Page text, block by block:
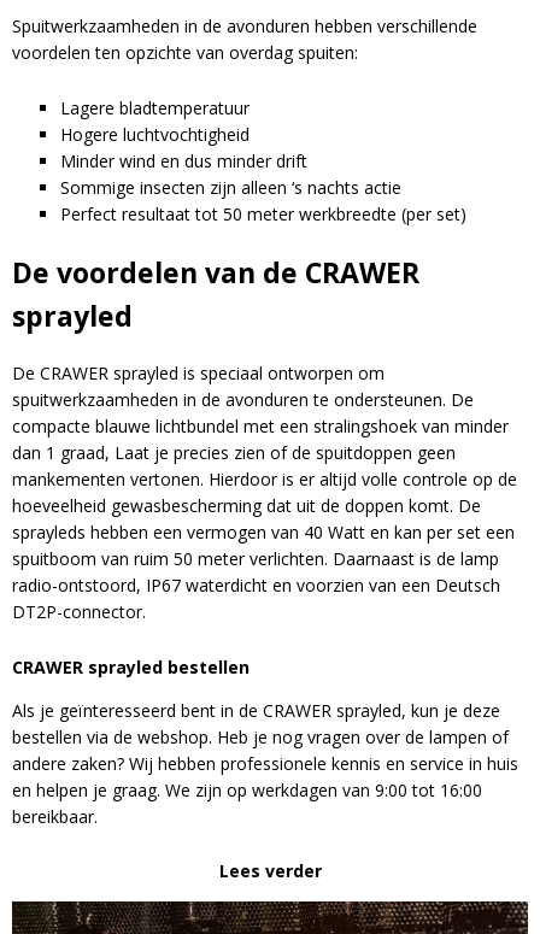
Spuitwerkzaamheden in de avonduren hebben verschillende
voordelen ten opzichte van overdag spuiten:
Lagere bladtemperatuur
Hogere luchtvochtigheid
Minder wind en dus minder drift
Sommige insecten zijn alleen ‘s nachts actie
Perfect resultaat tot 50 meter werkbreedte (per set)
De voordelen van de CRAWER
sprayled
De CRAWER sprayled is speciaal ontworpen om
spuitwerkzaamheden in de avonduren te ondersteunen. De
compacte blauwe lichtbundel met een stralingshoek van minder
dan 1 graad, Laat je precies zien of de spuitdoppen geen
mankementen vertonen. Hierdoor is er altijd volle controle op de
hoeveelheid gewasbescherming dat uit de doppen komt. De
sprayleds hebben een vermogen van 40 Watt en kan per set een
spuitboom van ruim 50 meter verlichten. Daarnaast is de lamp
radio-ontstoord, IP67 waterdicht en voorzien van een Deutsch
DT2P-connector.
CRAWER sprayled bestellen
Als je geïnteresseerd bent in de CRAWER sprayled, kun je deze
bestellen via de webshop. Heb je nog vragen over de lampen of
andere zaken? Wij hebben professionele kennis en service in huis
en helpen je graag. We zijn op werkdagen van 9:00 tot 16:00
bereikbaar.
Lees verder